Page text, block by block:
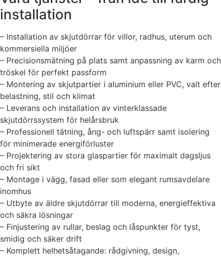
installation
– Installation av skjutdörrar för villor, radhus, uterum och
kommersiella miljöer
– Precisionsmätning på plats samt anpassning av karm och
tröskel för perfekt passform
– Montering av skjutpartier i aluminium eller PVC, valt efter
belastning, stil och klimat
– Leverans och installation av vinterklassade
skjutdörrssystem för helårsbruk
– Professionell tätning, ång- och luftspärr samt isolering
för minimerade energiförluster
– Projektering av stora glaspartier för maximalt dagsljus
och fri sikt
– Montage i vägg, fasad eller som elegant rumsavdelare
inomhus
– Utbyte av äldre skjutdörrar till moderna, energieffektiva
och säkra lösningar
– Finjustering av rullar, beslag och låspunkter för tyst,
smidig och säker drift
– Komplett helhetsåtagande: rådgivning, design,